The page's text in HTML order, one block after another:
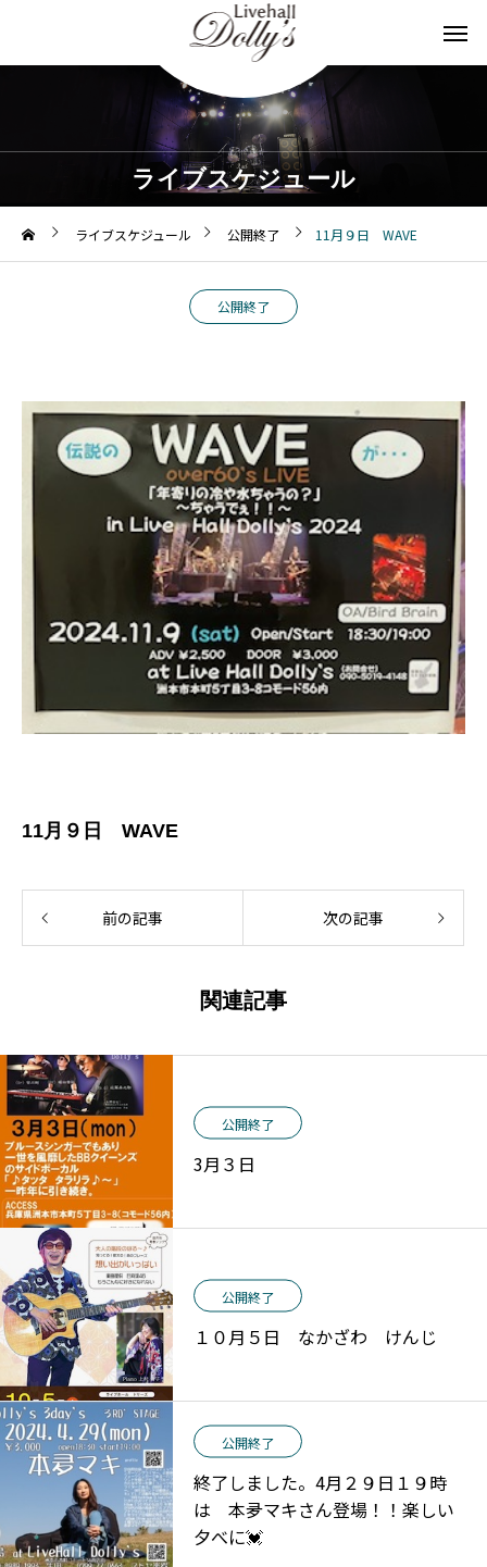
ライブスケジュール
ライブスケジュール 公開終了 11月９日 WAVE
公開終了
11月９日 WAVE
前の記事 次の記事
関連記事
公開終了
3月３日
公開終了
１０月５日 なかざわ けんじ
公開終了
終了しました。4月２９日１９時
は 本夛マキさん登場！！楽しい
夕べに💓